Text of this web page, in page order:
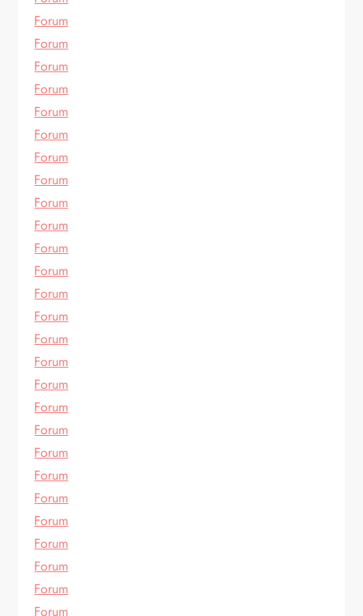
Forum
Forum
Forum
Forum
Forum
Forum
Forum
Forum
Forum
Forum
Forum
Forum
Forum
Forum
Forum
Forum
Forum
Forum
Forum
Forum
Forum
Forum
Forum
Forum
Forum
Forum
Forum